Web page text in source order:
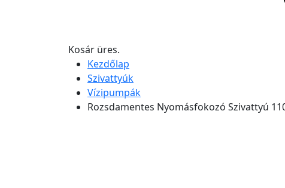
Kosár üres.
Kezdőlap
Szivattyúk
Vízipumpák
Rozsdamentes Nyomásfokozó Szivattyú